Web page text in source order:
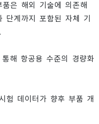
은 해외 기술에 의존해
단계까지 포함된 자체 기
해 항공용 수준의 경량화
험 데이터가 향후 부품 개